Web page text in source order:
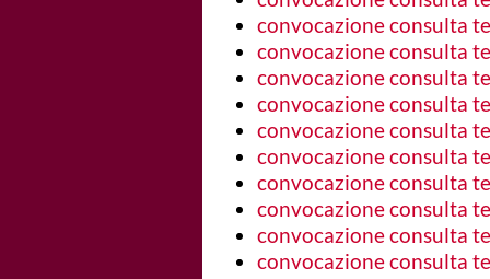
convocazione consulta
convocazione consulta
convocazione consulta
convocazione consulta
convocazione consulta
convocazione consulta
convocazione consulta
convocazione consulta
convocazione consulta
convocazione consulta